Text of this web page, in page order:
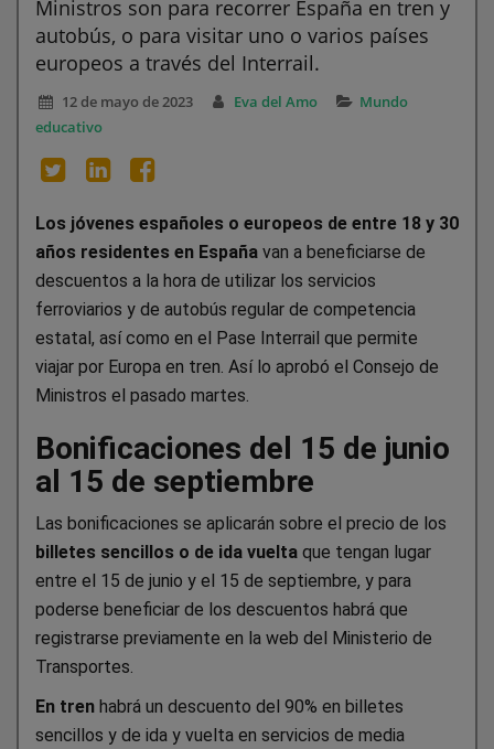
Ministros son para recorrer España en tren y
autobús, o para visitar uno o varios países
europeos a través del Interrail.
12 de mayo de 2023 Eva del Amo
Mundo
educativo
Los jóvenes españoles o europeos de entre 18 y 30
años residentes en España van a beneficiarse de
descuentos a la hora de utilizar los servicios
ferroviarios y de autobús regular de competencia
estatal, así como en el Pase Interrail que permite
viajar por Europa en tren. Así lo aprobó el Consejo de
Ministros el pasado martes.
Bonificaciones del 15 de junio
al 15 de septiembre
Las bonificaciones se aplicarán sobre el precio de los
billetes sencillos o de ida vuelta que tengan lugar
entre el 15 de junio y el 15 de septiembre, y para
poderse beneficiar de los descuentos habrá que
registrarse previamente en la web del Ministerio de
Transportes.
En tren habrá un descuento del 90% en billetes
sencillos y de ida y vuelta en servicios de media